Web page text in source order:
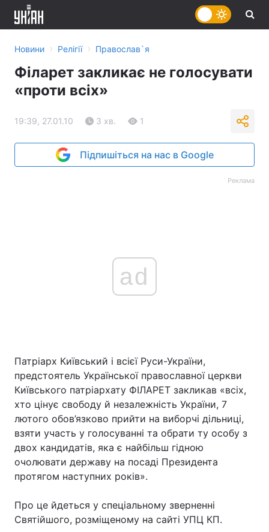
Новини › Релігії › Православ`я
Філарет закликає не голосувати
«проти всіх»
19:39, 27.01.10 3 хв. 1
Підпишіться на нас в Google
Реклама
ad
Патріарх Київський і всієї Руси-України,
предстоятель Української православної церкви
Київського патріархату ФІЛАРЕТ закликав «всіх,
хто цінує свободу й незалежність України, 7
лютого обов’язково прийти на виборчі дільниці,
взяти участь у голосуванні та обрати ту особу з
двох кандидатів, яка є найбільш гідною
очолювати державу на посаді Президента
протягом наступних років».
Про це йдеться у спеціальному зверненні
Святійшого, розміщеному на сайті УПЦ КП.